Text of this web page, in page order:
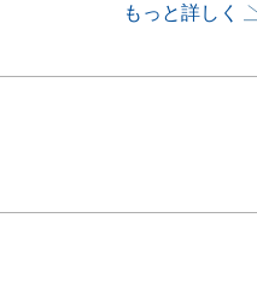
24点展示予定です。
もっと詳しく